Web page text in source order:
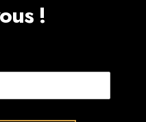
!